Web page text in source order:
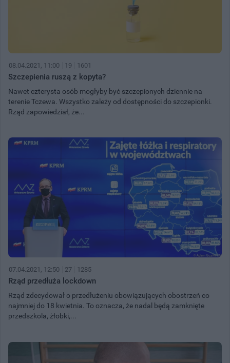
08.04.2021, 11:00 19 1601
Szczepienia ruszą z kopyta?
Nawet czterysta osób mogłyby być szczepionych dziennie na
terenie Tczewa. Wszystko zależy od dostępności do szczepionki.
Rząd zapowiedział, że...
07.04.2021, 12:50 27 1285
Rząd przedłuża lockdown
Rząd zdecydował o przedłużeniu obowiązujących obostrzeń co
najmniej do 18 kwietnia. To oznacza, że nadal będą zamknięte
przedszkola, żłobki,...